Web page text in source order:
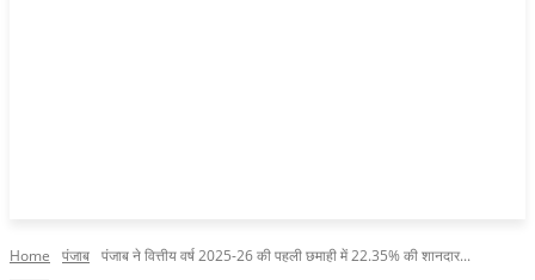
Home पंजाब पंजाब ने वित्तीय वर्ष 2025-26 की पहली छमाही में 22.35% की शानदार...